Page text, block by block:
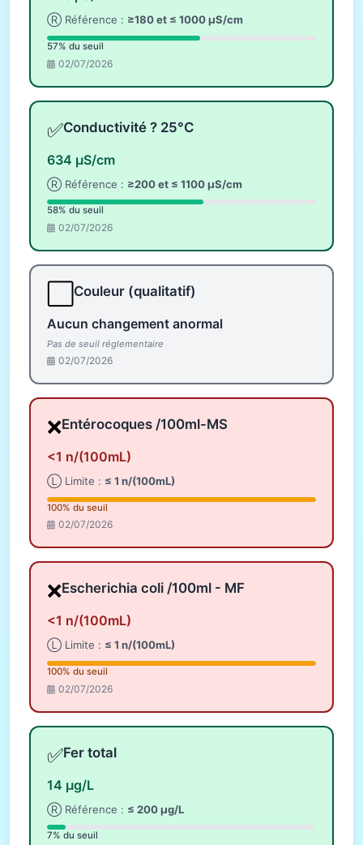
Ⓡ Référence : ≥180 et ≤ 1000 µS/cm
57% du seuil
02/07/2026
✅Conductivité ? 25°C
634 µS/cm
Ⓡ Référence : ≥200 et ≤ 1100 µS/cm
58% du seuil
02/07/2026
Couleur (qualitatif)
Aucun changement anormal
Pas de seuil réglementaire
02/07/2026
❌Entérocoques /100ml-MS
<1 n/(100mL)
Ⓛ Limite : ≤ 1 n/(100mL)
100% du seuil
02/07/2026
❌Escherichia coli /100ml - MF
<1 n/(100mL)
Ⓛ Limite : ≤ 1 n/(100mL)
100% du seuil
02/07/2026
✅Fer total
14 µg/L
Ⓡ Référence : ≤ 200 µg/L
7% du seuil